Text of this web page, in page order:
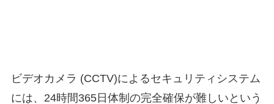
ビデオカメラ (CCTV)によるセキュリティシステム
には、24時間365日体制の完全確保が難しいという